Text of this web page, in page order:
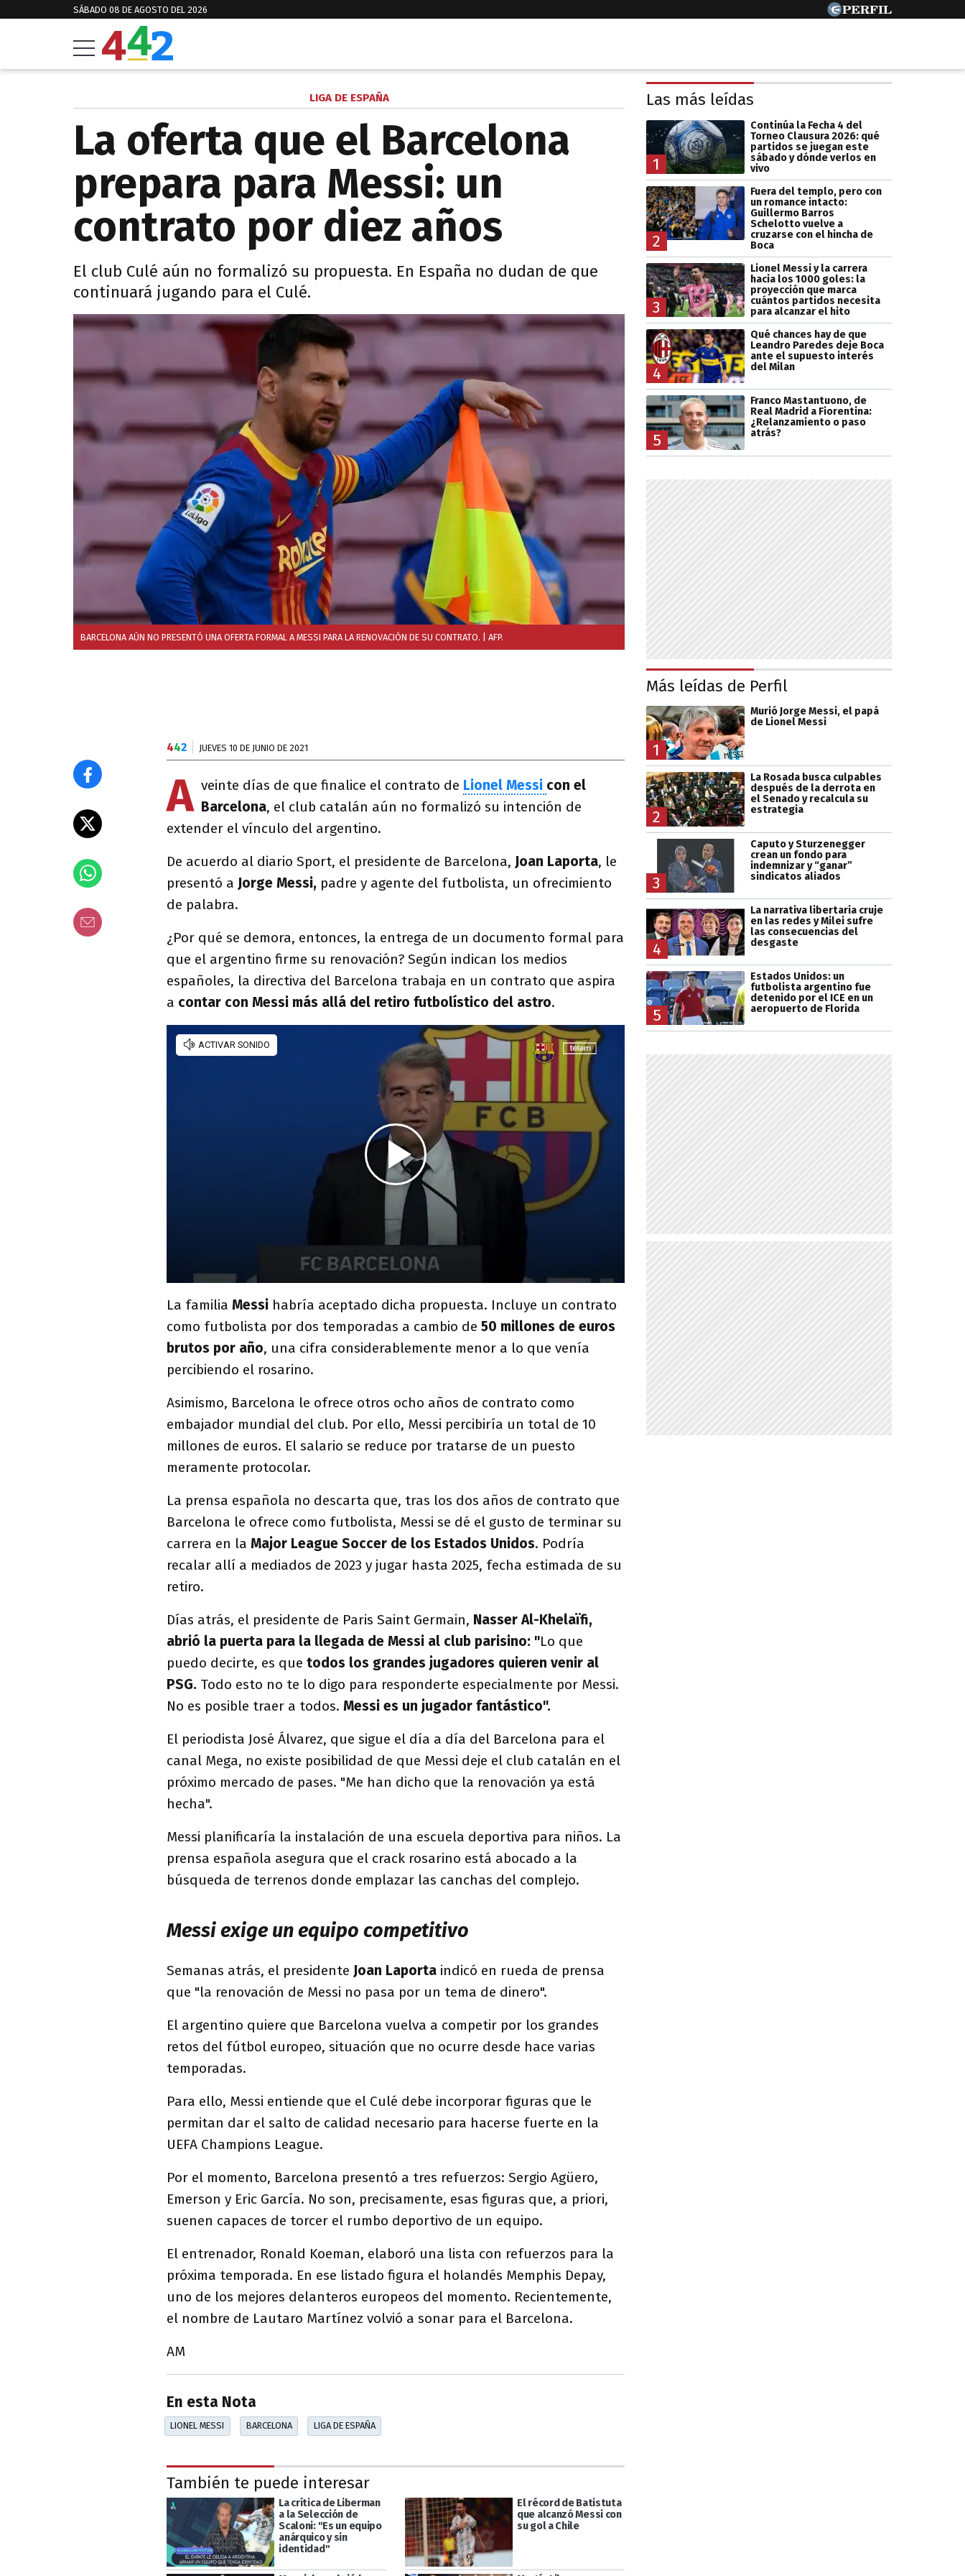
SÁBADO 08 DE AGOSTO DEL 2026
LIGA DE ESPAÑA
La oferta que el Barcelona
prepara para Messi: un
contrato por diez años
El club Culé aún no formalizó su propuesta. En España no dudan de que
continuará jugando para el Culé.
BARCELONA AÚN NO PRESENTÓ UNA OFERTA FORMAL A MESSI PARA LA RENOVACIÓN DE SU CONTRATO. | AFP.
442 JUEVES 10 DE JUNIO DE 2021
A veinte días de que finalice el contrato de Lionel Messi con el
Barcelona, el club catalán aún no formalizó su intención de
extender el vínculo del argentino.
De acuerdo al diario Sport, el presidente de Barcelona, Joan Laporta, le
presentó a Jorge Messi, padre y agente del futbolista, un ofrecimiento
de palabra.
¿Por qué se demora, entonces, la entrega de un documento formal para
que el argentino firme su renovación? Según indican los medios
españoles, la directiva del Barcelona trabaja en un contrato que aspira
a contar con Messi más allá del retiro futbolístico del astro.
La familia Messi habría aceptado dicha propuesta. Incluye un contrato
como futbolista por dos temporadas a cambio de 50 millones de euros
brutos por año, una cifra considerablemente menor a lo que venía
percibiendo el rosarino.
Asimismo, Barcelona le ofrece otros ocho años de contrato como
embajador mundial del club. Por ello, Messi percibiría un total de 10
millones de euros. El salario se reduce por tratarse de un puesto
meramente protocolar.
La prensa española no descarta que, tras los dos años de contrato que
Barcelona le ofrece como futbolista, Messi se dé el gusto de terminar su
carrera en la Major League Soccer de los Estados Unidos. Podría
recalar allí a mediados de 2023 y jugar hasta 2025, fecha estimada de su
retiro.
Días atrás, el presidente de Paris Saint Germain, Nasser Al-Khelaïfi,
abrió la puerta para la llegada de Messi al club parisino: "Lo que
puedo decirte, es que todos los grandes jugadores quieren venir al
PSG. Todo esto no te lo digo para responderte especialmente por Messi.
No es posible traer a todos. Messi es un jugador fantástico".
El periodista José Álvarez, que sigue el día a día del Barcelona para el
canal Mega, no existe posibilidad de que Messi deje el club catalán en el
próximo mercado de pases. "Me han dicho que la renovación ya está
hecha".
Messi planificaría la instalación de una escuela deportiva para niños. La
prensa española asegura que el crack rosarino está abocado a la
búsqueda de terrenos donde emplazar las canchas del complejo.
Messi exige un equipo competitivo
Semanas atrás, el presidente Joan Laporta indicó en rueda de prensa
que "la renovación de Messi no pasa por un tema de dinero".
El argentino quiere que Barcelona vuelva a competir por los grandes
retos del fútbol europeo, situación que no ocurre desde hace varias
temporadas.
Para ello, Messi entiende que el Culé debe incorporar figuras que le
permitan dar el salto de calidad necesario para hacerse fuerte en la
UEFA Champions League.
Por el momento, Barcelona presentó a tres refuerzos: Sergio Agüero,
Emerson y Eric García. No son, precisamente, esas figuras que, a priori,
suenen capaces de torcer el rumbo deportivo de un equipo.
El entrenador, Ronald Koeman, elaboró una lista con refuerzos para la
próxima temporada. En ese listado figura el holandés Memphis Depay,
uno de los mejores delanteros europeos del momento. Recientemente,
el nombre de Lautaro Martínez volvió a sonar para el Barcelona.
AM
En esta Nota
LIONEL MESSI BARCELONA LIGA DE ESPAÑA
También te puede interesar
La crítica de Liberman
a la Selección de
Scaloni: "Es un equipo
anárquico y sin
identidad"
El récord de Batistuta
que alcanzó Messi con
su gol a Chile
Las más leídas
1
Continúa la Fecha 4 del
Torneo Clausura 2026: qué
partidos se juegan este
sábado y dónde verlos en
vivo
2
Fuera del templo, pero con
un romance intacto:
Guillermo Barros
Schelotto vuelve a
cruzarse con el hincha de
Boca
3
Lionel Messi y la carrera
hacia los 1000 goles: la
proyección que marca
cuántos partidos necesita
para alcanzar el hito
4
Qué chances hay de que
Leandro Paredes deje Boca
ante el supuesto interés
del Milan
5
Franco Mastantuono, de
Real Madrid a Fiorentina:
¿Relanzamiento o paso
atrás?
Más leídas de Perfil
1
Murió Jorge Messi, el papá
de Lionel Messi
2
La Rosada busca culpables
después de la derrota en
el Senado y recalcula su
estrategia
3
Caputo y Sturzenegger
crean un fondo para
indemnizar y “ganar”
sindicatos aliados
4
La narrativa libertaria cruje
en las redes y Milei sufre
las consecuencias del
desgaste
5
Estados Unidos: un
futbolista argentino fue
detenido por el ICE en un
aeropuerto de Florida